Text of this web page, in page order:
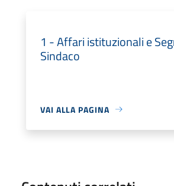
1 - Affari istituzionali e
Sindaco
VAI ALLA PAGINA